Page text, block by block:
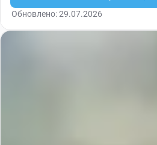
Обновлено: 29.07.2026